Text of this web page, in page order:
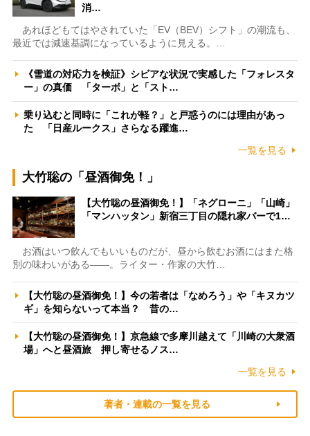
消…
あれほどもてはやされていた「EV（BEV）シフト」の潮流も、
最近では減速基調になっているように見える。…
《雪道の対応力を検証》シビアな状況で実感した「フォレスタ
ー」の真価 「ターボ」と「スト…
乗り込むと同時に「これが軽？」と戸惑うのには理由があっ
た 「日産ルークス」さらなる躍進…
一覧を見る
大竹聡の「昼酒御免！」
【大竹聡の昼酒御免！】「ネグローニ」「山崎」
「マンハッタン」新宿三丁目の隠れ家バーで1…
お酒はいつ飲んでもいいものだが、昼から飲むお酒にはまた格
別の味わいがある――。ライター・作家の大竹…
【大竹聡の昼酒御免！】今の若者は「なめろう」や「キヌカツ
ギ」を知らないって本当？ 昔の…
【大竹聡の昼酒御免！】京急線で多摩川越えて「川崎の大衆酒
場」へと昼酒旅 押し寄せるノス…
一覧を見る
著者・連載の一覧を見る